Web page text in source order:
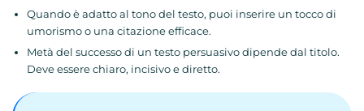
Quando è adatto al tono del testo, puoi inserire un tocco di
umorismo o una citazione efficace.
Metà del successo di un testo persuasivo dipende dal titolo.
Deve essere chiaro, incisivo e diretto.